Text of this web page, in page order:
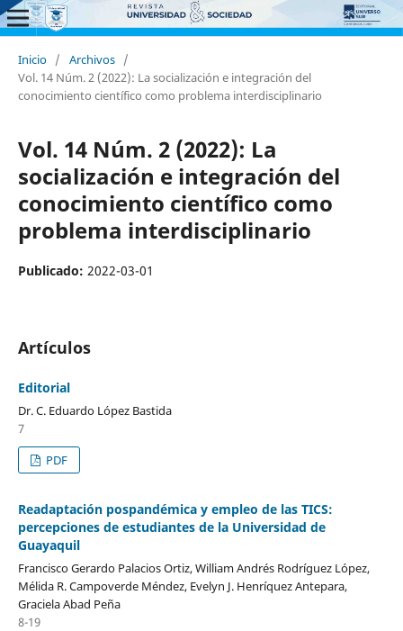
Inicio / Archivos /
Vol. 14 Núm. 2 (2022): La socialización e integración del
conocimiento científico como problema interdisciplinario
Vol. 14 Núm. 2 (2022): La
socialización e integración del
conocimiento científico como
problema interdisciplinario
Publicado: 2022-03-01
Artículos
Editorial
Dr. C. Eduardo López Bastida
7
PDF
Readaptación pospandémica y empleo de las TICS:
percepciones de estudiantes de la Universidad de
Guayaquil
Francisco Gerardo Palacios Ortiz, William Andrés Rodríguez López,
Mélida R. Campoverde Méndez, Evelyn J. Henríquez Antepara,
Graciela Abad Peña
8-19